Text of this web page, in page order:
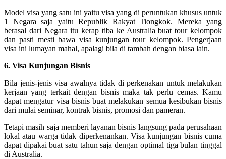
Model visa yang satu ini yaitu visa yang di peruntukan khusus untuk
1 Negara saja yaitu Republik Rakyat Tiongkok. Mereka yang
berasal dari Negara itu kerap tiba ke Australia buat tour kelompok
dan pasti mesti bawa visa kunjungan tour kelompok. Pengerjaan
visa ini lumayan mahal, apalagi bila di tambah dengan biasa lain.
6. Visa Kunjungan Bisnis
Bila jenis-jenis visa awalnya tidak di perkenakan untuk melakukan
kerjaan yang terkait dengan bisnis maka tak perlu cemas. Kamu
dapat mengatur visa bisnis buat melakukan semua kesibukan bisnis
dari mulai seminar, kontrak bisnis, promosi dan pameran.
Tetapi masih saja memberi layanan bisnis langsung pada perusahaan
lokal atau warga tidak diperkenankan. Visa kunjungan bisnis cuma
dapat dipakai buat satu tahun saja dengan optimal tiga bulan tinggal
di Australia.